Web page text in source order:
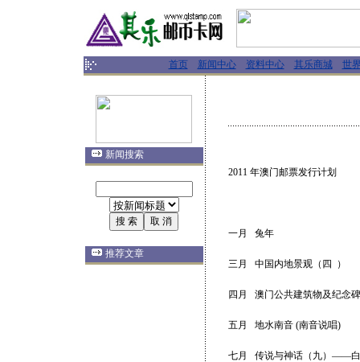
首页 新闻中心 资料中心 其乐商城 世
新闻搜索
推荐文章
2011 年澳门邮票发行计划
一月 兔年
三月 中国内地景观（四 ）
四月 澳门公共建筑物及纪念
五月 地水南音 (南音说唱)
七月 传说与神话（九）——